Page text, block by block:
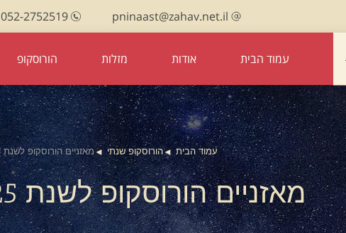
pninaast@zahav.net.il
052-2752519
עמוד הבית אודות מזלות הורוסקופ
עמוד הבית הורוסקופ שנתי מאזניים הורוסקופ לשנת 2026-2025
מאזניים הורוסקופ לשנת 2026-2025